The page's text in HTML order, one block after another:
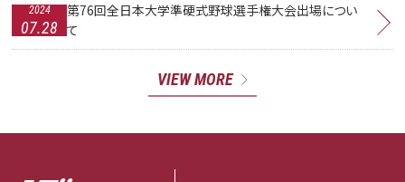
2024
07.28
第76回全日本大学準硬式野球選手権大会出場につい
て
VIEW MORE